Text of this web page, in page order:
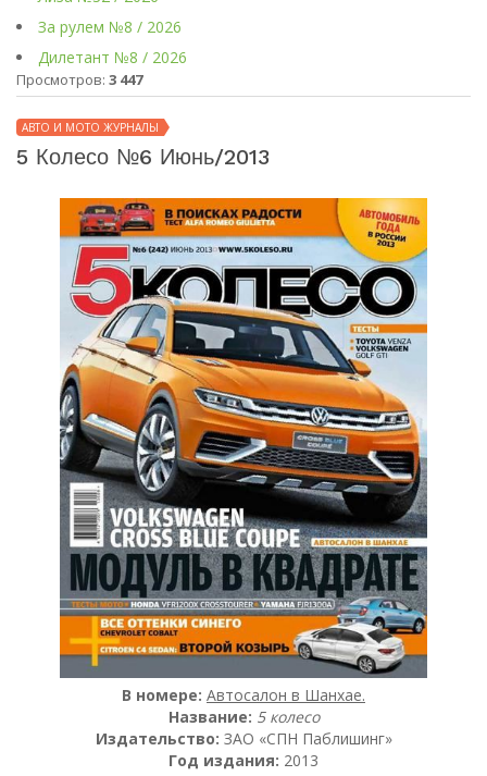
За рулем №8 / 2026
Дилетант №8 / 2026
Просмотров: 3 447
АВТО И МОТО ЖУРНАЛЫ
5 Колесо №6 Июнь/2013
В номере: Автосалон в Шанхае.
Название: 5 колесо
Издательство: ЗАО «СПН Паблишинг»
Год издания: 2013